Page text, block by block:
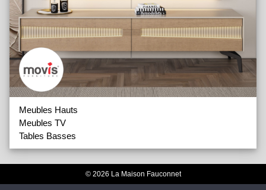
Meubles Hauts
Meubles TV
Tables Basses
© 2026 La Maison Fauconnet